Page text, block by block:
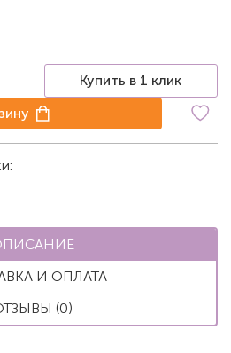
Купить в 1 клик
И ОПЛАТА
(0)